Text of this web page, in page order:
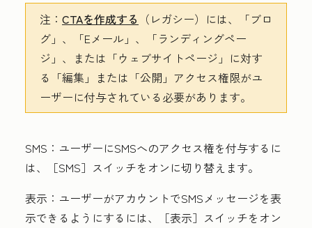
注： CTAを作成する （レガシー）には、「ブロ
グ 」、「Eメール 」、「ランディングペー
ジ 」、または「ウェブサイトページ 」に対す
る「編集 」または「公開 」アクセス権限がユ
ーザーに付与されている必要があります。
SMS ：ユーザーにSMSへのアクセス権を付与するに
は、［SMS］ スイッチをオンに切り替えます。
表示 ：ユーザーがアカウントでSMSメッセージを表
示できるようにするには、［表示］ スイッチをオン